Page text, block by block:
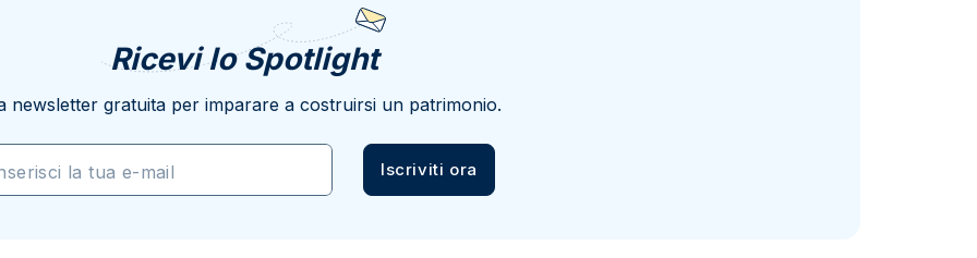
Ricevi lo Spotlight
newsletter gratuita per imparare a costruirsi un patrimonio.
la tua e-mail Iscriviti ora